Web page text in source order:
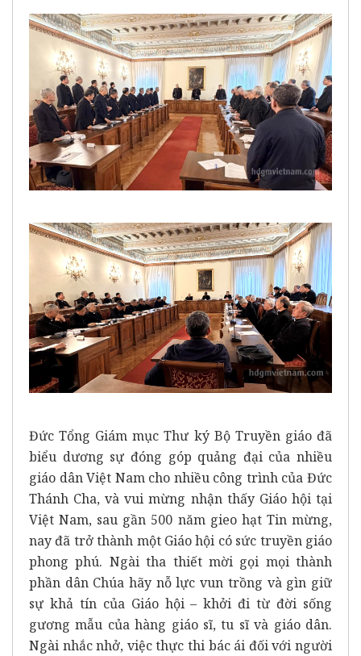
Đức Tổng Giám mục Thư ký Bộ Truyền giáo đã
biểu dương sự đóng góp quảng đại của nhiều
giáo dân Việt Nam cho nhiều công trình của Đức
Thánh Cha, và vui mừng nhận thấy Giáo hội tại
Việt Nam, sau gần 500 năm gieo hạt Tin mừng,
nay đã trở thành một Giáo hội có sức truyền giáo
phong phú. Ngài tha thiết mời gọi mọi thành
phần dân Chúa hãy nỗ lực vun trồng và gìn giữ
sự khả tín của Giáo hội – khởi đi từ đời sống
gương mẫu của hàng giáo sĩ, tu sĩ và giáo dân.
Ngài nhắc nhở, việc thực thi bác ái đối với người